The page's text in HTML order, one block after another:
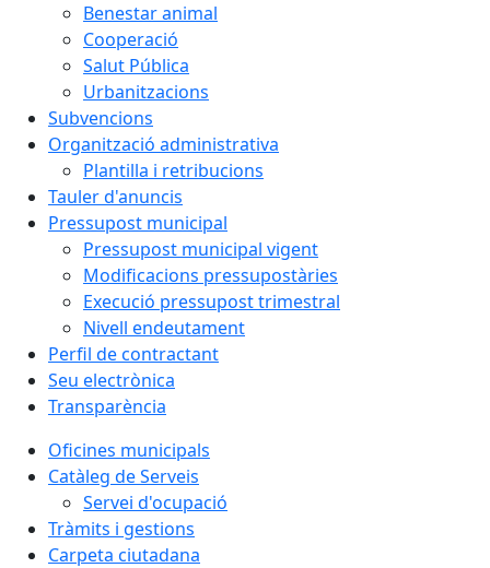
Benestar animal
Cooperació
Salut Pública
Urbanitzacions
Subvencions
Organització administrativa
Plantilla i retribucions
Tauler d'anuncis
Pressupost municipal
Pressupost municipal vigent
Modificacions pressupostàries
Execució pressupost trimestral
Nivell endeutament
Perfil de contractant
Seu electrònica
Transparència
Oficines municipals
Catàleg de Serveis
Servei d'ocupació
Tràmits i gestions
Carpeta ciutadana